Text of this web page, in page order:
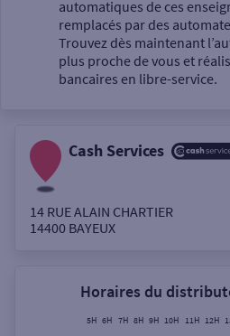
Un service
Autour de
Rue
automatiques de ces
remplacés par des
Trouvez dès maintenant
plus proche de vous et
bancaires en libre-service.
Cash Services
14 RUE ALAIN CHARTIER
14400 BAYEUX
Horaires du
5H 6H 7H 8H 9H 10H 11H 12H